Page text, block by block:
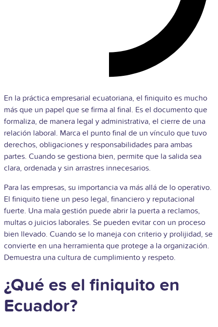
En la práctica empresarial ecuatoriana, el finiquito es mucho
más que un papel que se firma al final. Es el documento que
formaliza, de manera legal y administrativa, el cierre de una
relación laboral. Marca el punto final de un vínculo que tuvo
derechos, obligaciones y responsabilidades para ambas
partes. Cuando se gestiona bien, permite que la salida sea
clara, ordenada y sin arrastres innecesarios.
Para las empresas, su importancia va más allá de lo operativo.
El finiquito tiene un peso legal, financiero y reputacional
fuerte. Una mala gestión puede abrir la puerta a reclamos,
multas o juicios laborales. Se pueden evitar con un proceso
bien llevado. Cuando se lo maneja con criterio y prolijidad, se
convierte en una herramienta que protege a la organización.
Demuestra una cultura de cumplimiento y respeto.
¿Qué es el finiquito en
Ecuador?